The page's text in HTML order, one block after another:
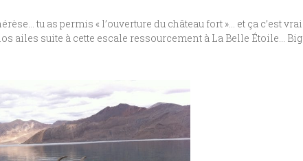
tu as permis « l’ouverture du château fort »… et ça c’est
ailes suite à cette escale ressourcement à La Belle Étoile… Big